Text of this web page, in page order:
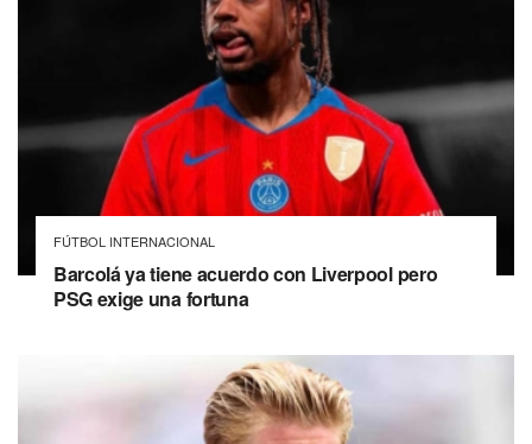
FÚTBOL INTERNACIONAL
Barcolá ya tiene acuerdo con Liverpool pero
PSG exige una fortuna